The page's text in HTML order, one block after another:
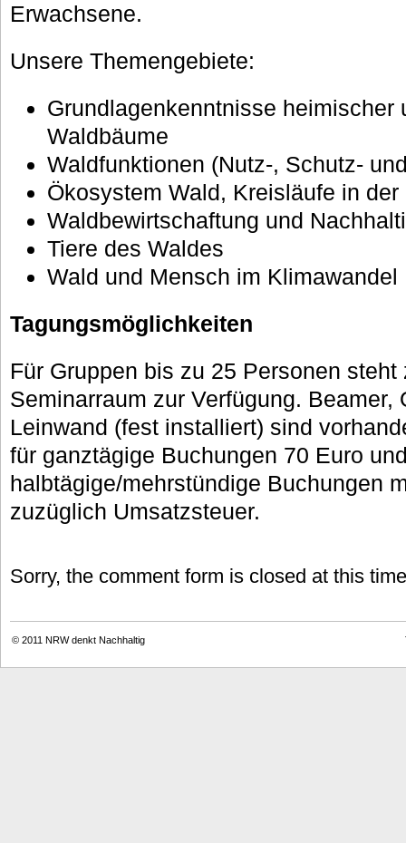
Erwachsene.
Unsere Themengebiete:
Grundlagenkenntnisse heimischer
Waldbäume
Waldfunktionen (Nutz-, Schutz-
Ökosystem Wald, Kreisläufe in der
Waldbewirtschaftung und
Tiere des Waldes
Wald und Mensch im Klimawandel
Tagungsmöglichkeiten
Für Gruppen bis zu 25 Personen
Seminarraum zur Verfügung. Beamer,
Leinwand (fest installiert) sind
für ganztägige Buchungen 70 Euro
halbtägige/mehrstündige Buchungen
zuzüglich Umsatzsteuer.
Sorry, the comment form is closed at this
© 2011 NRW denkt Nachhaltig